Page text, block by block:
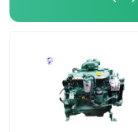
Minigraafwerktuig
Vibratieroller
boormachine